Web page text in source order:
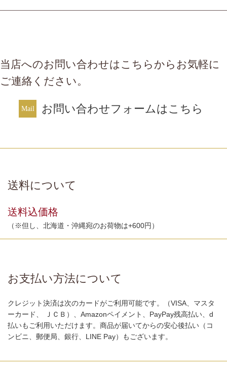
当店へのお問い合わせはこちらからお気軽に
ご連絡ください。
お問い合わせフォームはこちら
送料について
送料込価格
（※但し、北海道・沖縄宛のお荷物は+600円）
お支払い方法について
クレジット決済は次のカードがご利用可能です。（VISA、マスタ
ーカード、 ＪＣＢ）、Amazonペイメント、PayPay残高払い、d
払いもご利用いただけます。商品が届いてからの安心後払い（コ
ンビニ、郵便局、銀行、LINE Pay）もございます。